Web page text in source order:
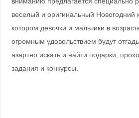
веселый и оригинальный Новогодний
котором девочки и мальчики в
огромным удовольствием будут
азартно искать и найти подарки,
задания и конкурсы.